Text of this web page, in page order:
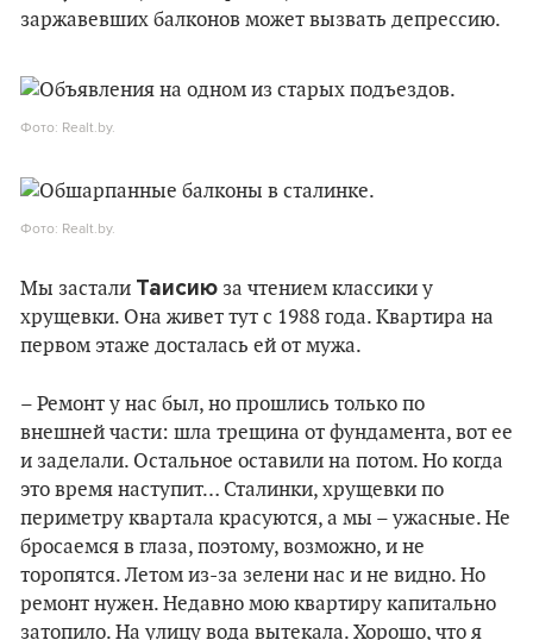
заржавевших балконов может вызвать депрессию.
Фото: Realt.by.
Фото: Realt.by.
Мы застали Таисию за чтением классики у
хрущевки. Она живет тут с 1988 года. Квартира на
первом этаже досталась ей от мужа.
– Ремонт у нас был, но прошлись только по
внешней части: шла трещина от фундамента, вот ее
и заделали. Остальное оставили на потом. Но когда
это время наступит… Сталинки, хрущевки по
периметру квартала красуются, а мы – ужасные. Не
бросаемся в глаза, поэтому, возможно, и не
торопятся. Летом из-за зелени нас и не видно. Но
ремонт нужен. Недавно мою квартиру капитально
затопило. На улицу вода вытекала. Хорошо, что я